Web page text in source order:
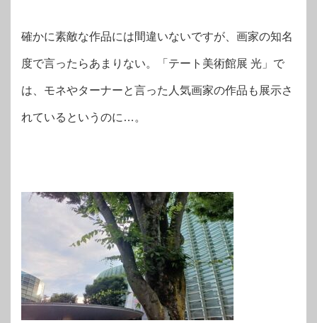
確かに素敵な作品には間違いないですが、画家の知名
度で言ったらあまりない。「テート美術館展 光」で
は、モネやターナーと言った人気画家の作品も展示さ
れているというのに…。